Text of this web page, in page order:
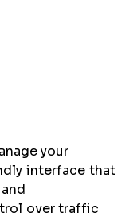
your
interface that
over traffic